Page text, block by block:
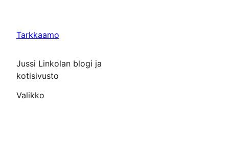
Tarkkaamo
Jussi Linkolan blogi ja
kotisivusto
Valikko